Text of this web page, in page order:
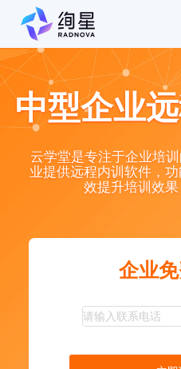
中型企业
云学堂是专注于企业培
业提供远程内训软件，
效提升培训效
企业